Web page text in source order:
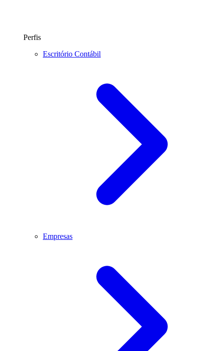
Perfis
Escritório Contábil
Empresas